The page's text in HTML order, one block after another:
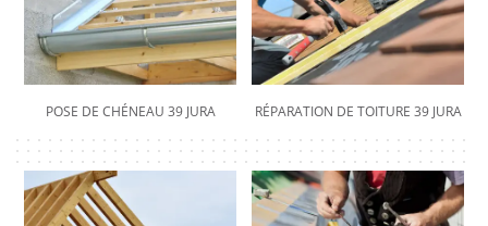
POSE DE CHÉNEAU 39 JURA RÉPARATION DE TOITURE 39 JURA